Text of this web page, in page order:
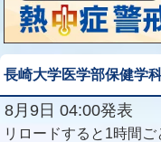
長崎大学医学部保健学
8月9日 04:00発表
リロードすると1時間ご